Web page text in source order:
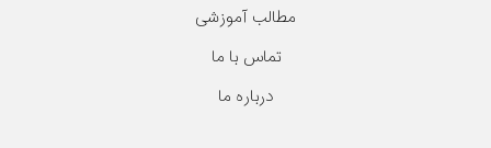
مطالب آموزشی
تماس با ما
درباره ما